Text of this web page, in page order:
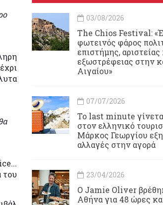
του
03/08/2026
Τhe Chios Festival:
φωτεινός φάρος
επιστήμης, αριστείας
εξωστρέφειας στην
Αιγαίου»
07/07/2026
Το last minute
στον ελληνικό
Μάρκος Γεωργίου
αλλαγές στην αγορά
23/04/2026
Ο Jamie Oliver
Αθήνα για 48 ώρες